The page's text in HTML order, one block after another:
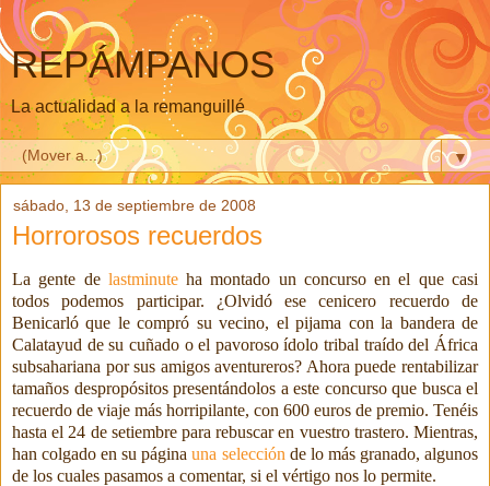
REPÁMPANOS
La actualidad a la remanguillé
▼
sábado, 13 de septiembre de 2008
Horrorosos recuerdos
La gente de lastminuteha montado un concurso en el que casi
todos podemos participar. ¿Olvidó ese cenicero recuerdo de
Benicarló que le compró su vecino, el pijama con la bandera de
Calatayud de su cuñado o el pavoroso ídolo tribal traído del África
subsahariana por sus amigos aventureros? Ahora puede rentabilizar
tamaños despropósitos presentándolos a este concurso que busca el
recuerdo de viaje más horripilante, con 600 euros de premio. Tenéis
hasta el 24 de setiembre para rebuscar en vuestro trastero. Mientras,
han colgado en su páginauna selección de lo más granado, algunos
de los cuales pasamos a comentar, si el vértigo nos lo permite.